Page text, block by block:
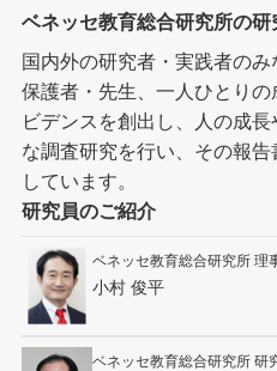
ベネッセ教育総合研究所の研
国内外の研究者・実践者のみ
保護者・先生、一人ひとり
ビデンスを創出し、人の成
な調査研究を行い、その報
しています。
研究員のご紹介
ベネッセ教育総合研究所 理
小村 俊平
ベネッセ教育総合研究所 研